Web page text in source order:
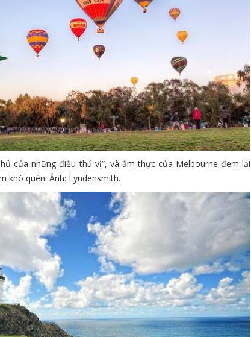
của những điều thú vị”, và ẩm thực của Melbourne đem lại
khó quên. Ảnh: Lyndensmith.